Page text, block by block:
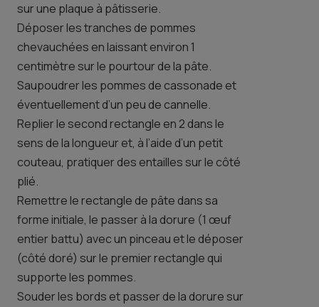
sur une plaque à pâtisserie.
Déposer les tranches de pommes
chevauchées en laissant environ 1
centimètre sur le pourtour de la pâte.
Saupoudrer les pommes de cassonade et
éventuellement d’un peu de cannelle.
Replier le second rectangle en 2 dans le
sens de la longueur et, à l’aide d’un petit
couteau, pratiquer des entailles sur le côté
plié.
Remettre le rectangle de pâte dans sa
forme initiale, le passer à la dorure (1 œuf
entier battu) avec un pinceau et le déposer
(côté doré) sur le premier rectangle qui
supporte les pommes.
Souder les bords et passer de la dorure sur